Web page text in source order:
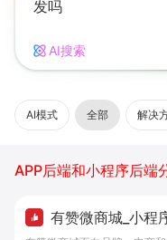
AI搜索
AI模式 全部 解决
有赞微商城_小程